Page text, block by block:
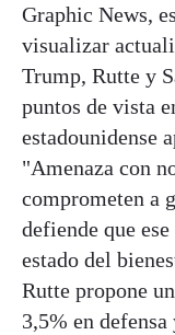
Graphic News,
visualizar
Trump, Rutte y
puntos de vista
estadounidense
"Amenaza con
comprometen a
defiende que
estado del
Rutte propone
3,5% en